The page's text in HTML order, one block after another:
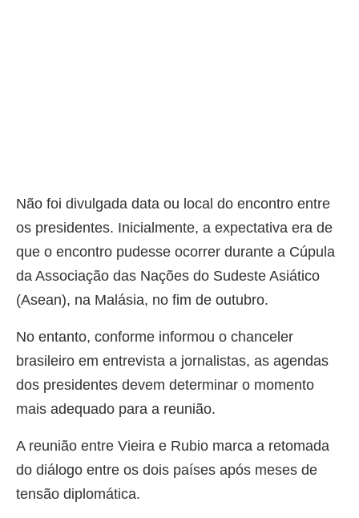
Não foi divulgada data ou local do encontro entre
os presidentes. Inicialmente, a expectativa era de
que o encontro pudesse ocorrer durante a Cúpula
da Associação das Nações do Sudeste Asiático
(Asean), na Malásia, no fim de outubro.
No entanto, conforme informou o chanceler
brasileiro em entrevista a jornalistas, as agendas
dos presidentes devem determinar o momento
mais adequado para a reunião.
A reunião entre Vieira e Rubio marca a retomada
do diálogo entre os dois países após meses de
tensão diplomática.